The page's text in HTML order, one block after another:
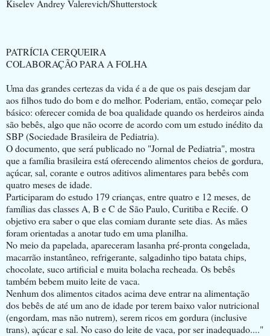
Kiselev Andrey Valerevich/Shutterstock
PATRÍCIA CERQUEIRA
COLABORAÇÃO PARA A FOLHA
Uma das grandes certezas da vida é a de que os pais desejam dar
aos filhos tudo do bom e do melhor. Poderiam, então, começar pelo
básico: oferecer comida de boa qualidade quando os herdeiros ainda
são bebês, algo que não ocorre de acordo com um estudo inédito da
SBP (Sociedade Brasileira de Pediatria).
O documento, que será publicado no "Jornal de Pediatria", mostra
que a família brasileira está oferecendo alimentos cheios de gordura,
açúcar, sal, corante e outros aditivos alimentares para bebês com
quatro meses de idade.
Participaram do estudo 179 crianças, entre quatro e 12 meses, de
famílias das classes A, B e C de São Paulo, Curitiba e Recife. O
objetivo era saber o que elas comiam durante sete dias. As mães
foram orientadas a anotar tudo em uma planilha.
No meio da papelada, apareceram lasanha pré-pronta congelada,
macarrão instantâneo, refrigerante, salgadinho tipo batata chips,
chocolate, suco artificial e muita bolacha recheada. Os bebês
também bebem muito leite de vaca.
Nenhum dos alimentos citados acima deve entrar na alimentação
dos bebês de até um ano de idade por terem baixo valor nutricional
(engordam, mas não nutrem), serem ricos em gordura (inclusive
trans), açúcar e sal. No caso do leite de vaca, por ser inadequado...."